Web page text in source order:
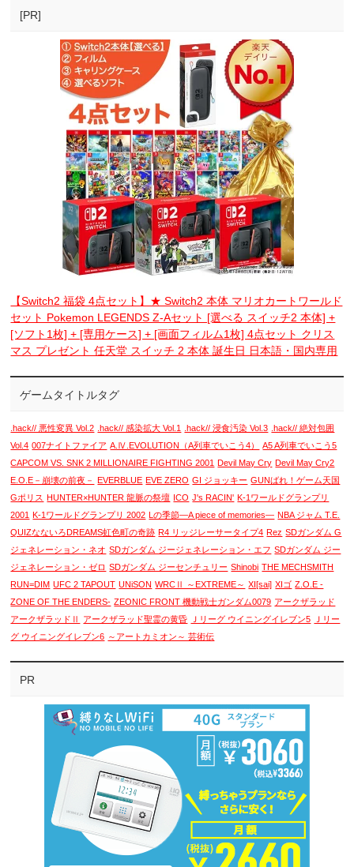
[PR]
【Switch2 福袋 4点セット】★ Switch2 本体 マリオカートワールド
セット Pokemon LEGENDS Z-Aセット [選べる スイッチ2 本体] +
[ソフト1枚] + [専用ケース] + [画面フィルム1枚] 4点セット クリス
マス プレゼント 任天堂 スイッチ 2 本体 誕生日 日本語・国内専用
ゲームタイトルタグ
.hack// 悪性変異 Vol.2 .hack// 感染拡大 Vol.1 .hack// 浸食汚染 Vol.3 .hack// 絶対包囲
Vol.4 007ナイトファイア A.Ⅳ.EVOLUTION（A列車でいこう4）
A5 A列車でいこう5
CAPCOM VS. SNK 2 MILLIONAIRE FIGHTING 2001 Devil May Cry Devil May Cry2
E.O.E－崩壊の前夜－
EVERBLUE EVE ZERO GI ジョッキー GUNばれ！ゲーム天国
Gポリス HUNTER×HUNTER 龍脈の祭壇 ICO J's RACIN' K-1ワールドグランプリ
2001 K-1ワールドグランプリ 2002 Lの季節―A piece of memories― NBA ジャム T.E.
QUIZなないろDREAMS虹色町の奇跡 R4 リッジレーサータイプ4 Rez SDガンダム G
ジェネレーション・ネオ SDガンダム ジージェネレーション・エフ SDガンダム ジー
ジェネレーション・ゼロ SDガンダム ジーセンチュリー Shinobi THE MECHSMITH
RUN=DIM UFC 2 TAPOUT UNiSON WRCⅡ ～EXTREME～ XI[sai] XIゴ Z.O.E -
ZONE OF THE ENDERS- ZEONIC FRONT 機動戦士ガンダム0079 アークザラッド
アークザラッドⅡ
アークザラッド聖霊の黄昏 Ｊリーグ ウイニングイレブン5
Ｊリー
グ ウイニングイレブン6 ～アートカミオン～ 芸術伝
PR